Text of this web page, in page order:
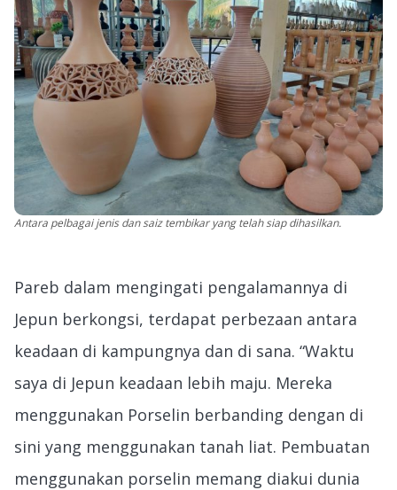
Antara pelbagai jenis dan saiz tembikar yang telah siap dihasilkan.
Pareb dalam mengingati pengalamannya di
Jepun berkongsi, terdapat perbezaan antara
keadaan di kampungnya dan di sana. “Waktu
saya di Jepun keadaan lebih maju. Mereka
menggunakan Porselin berbanding dengan di
sini yang menggunakan tanah liat. Pembuatan
menggunakan porselin memang diakui dunia